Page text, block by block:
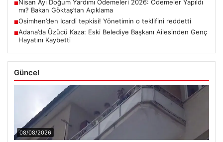
■Nisan Ayı Doğum Yardımı Ödemeleri 2026: Ödemeler Yapıldı
mı? Bakan Göktaş’tan Açıklama
■Osimhen’den Icardi tepkisi! Yönetimin o teklifini reddetti
■Adana’da Üzücü Kaza: Eski Belediye Başkanı Ailesinden Genç
Hayatını Kaybetti
Güncel
08/08/2026